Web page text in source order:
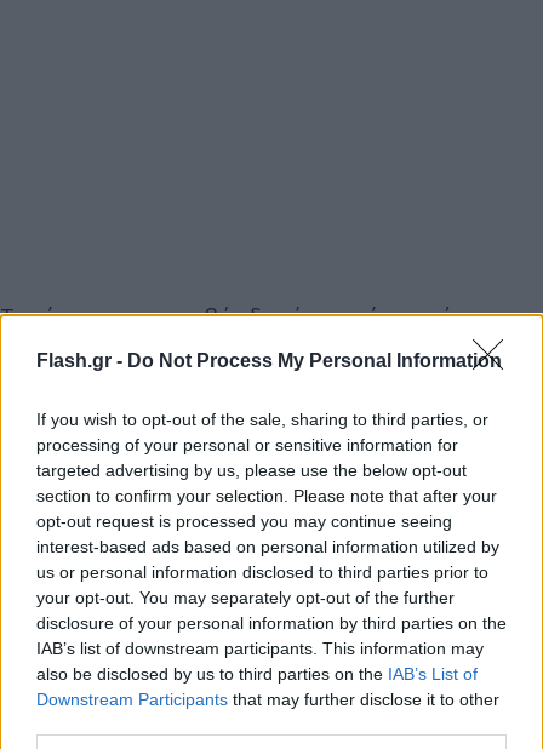
Flash.gr - Do Not Process My Personal Information
If you wish to opt-out of the sale, sharing to third parties, or
processing of your personal or sensitive information for
targeted advertising by us, please use the below opt-out
section to confirm your selection. Please note that after your
opt-out request is processed you may continue seeing
interest-based ads based on personal information utilized by
us or personal information disclosed to third parties prior to
your opt-out. You may separately opt-out of the further
disclosure of your personal information by third parties on the
IAB’s list of downstream participants. This information may
also be disclosed by us to third parties on the IAB’s List of
Downstream Participants that may further disclose it to other
Τα αίτια της συντριβής δεν έχουν γίνει ακόμα
γνωστά.